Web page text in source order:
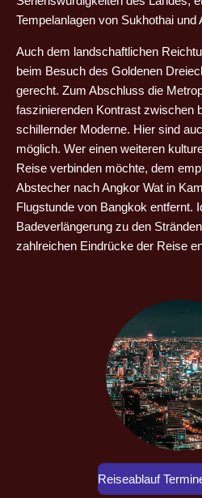
Tempelanlagen von Sukhothai und
Auch dem landschaftlichen
beim Besuch des Goldenen
gerecht. Zum Abschluss die
faszinierenden Kontrast zwischen
schillernder Moderne. Hier sind
möglich. Wer einen weiteren
Reise verbinden möchte, dem
Abstecher nach Angkor Wat in
Flugstunde von Bangkok entfernt.
Badeverlängerung zu den
zahlreichen Eindrücke der Reise
Reiseablauf